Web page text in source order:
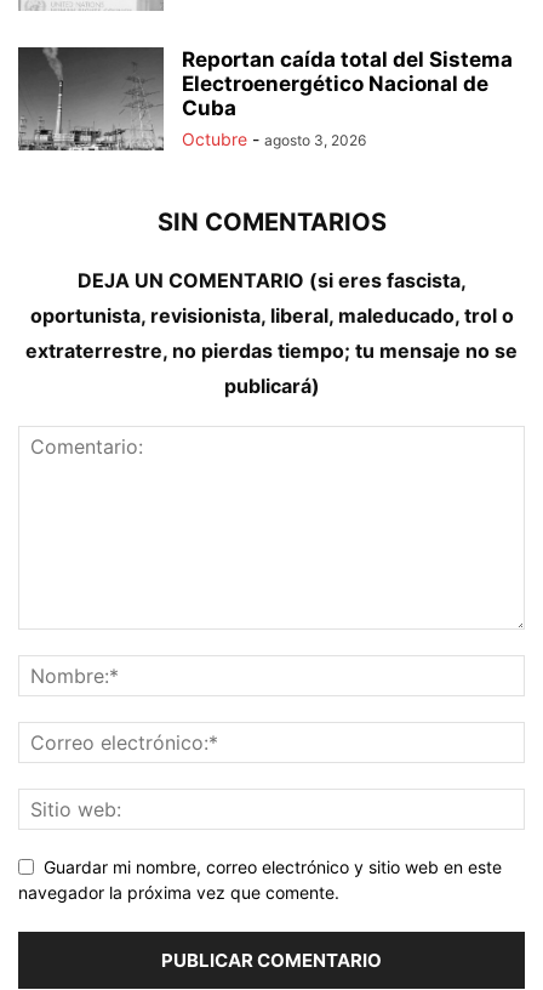
Reportan caída total del Sistema
Electroenergético Nacional de
Cuba
Octubre - agosto 3, 2026
SIN COMENTARIOS
DEJA UN COMENTARIO (si eres fascista,
oportunista, revisionista, liberal, maleducado, trol o
extraterrestre, no pierdas tiempo; tu mensaje no se
publicará)
Guardar mi nombre, correo electrónico y sitio web en este
navegador la próxima vez que comente.